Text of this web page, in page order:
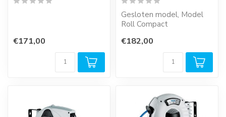
€171,00
Gesloten model, Model
Roll Compact
€182,00